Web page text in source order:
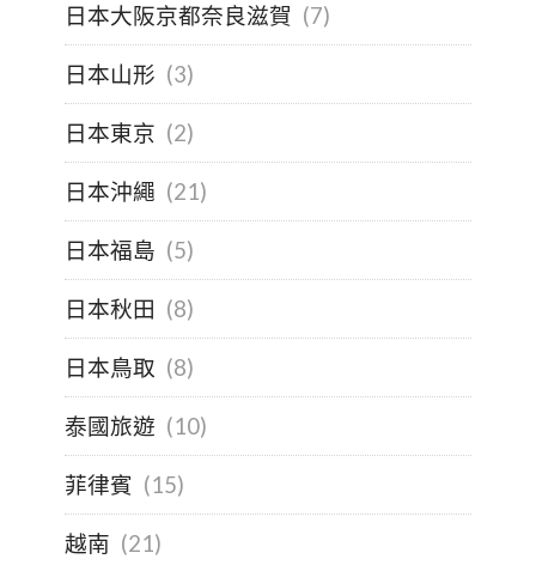
日本大阪京都奈良滋賀 (7)
日本山形 (3)
日本東京 (2)
日本沖繩 (21)
日本福島 (5)
日本秋田 (8)
日本鳥取 (8)
泰國旅遊 (10)
菲律賓 (15)
越南 (21)